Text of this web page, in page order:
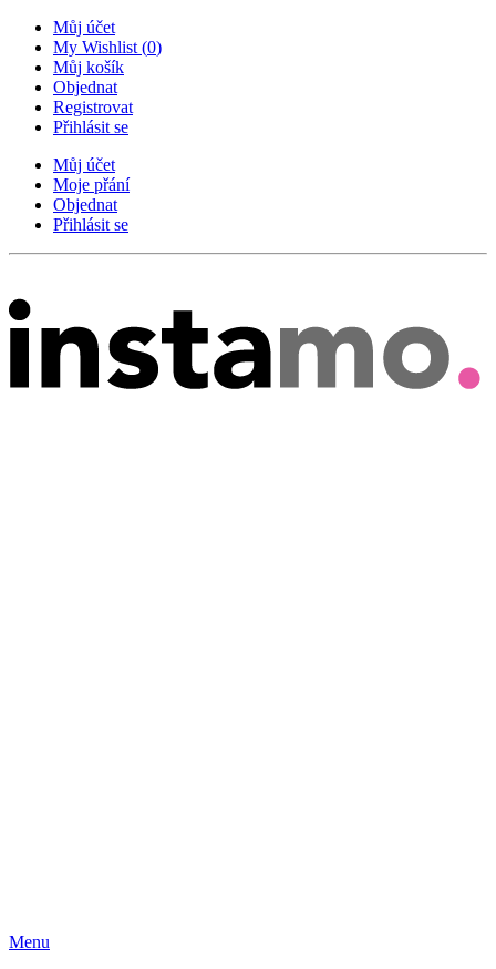
Můj účet
My Wishlist (0)
Můj košík
Objednat
Registrovat
Přihlásit se
Můj účet
Moje přání
Objednat
Přihlásit se
Menu